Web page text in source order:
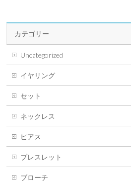
カテゴリー
Uncategorized
イヤリング
セット
ネックレス
ピアス
ブレスレット
ブローチ